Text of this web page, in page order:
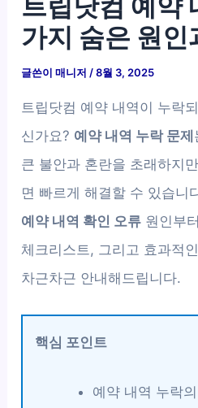
트립닷컴 예약
가지 숨은 원인
글쓴이매니저 /8월 3, 2025
트립닷컴 예약 내역이 누락
신가요? 예약 내역 누락 문제
큰 불안과 혼란을 초래하지
면 빠르게 해결할 수 있습니
예약 내역 확인 오류 원인부
체크리스트, 그리고 효과적
차근차근 안내해드립니다.
핵심 포인트
예약 내역 누락